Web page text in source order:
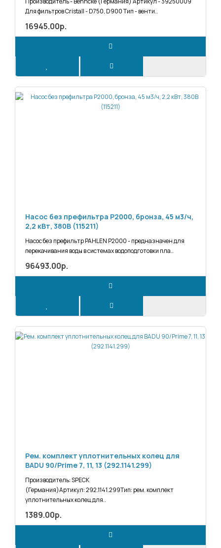
Для фильтров Cristall - D750, D900 Тип - венти..
16945.00р.
Насос без префильтра P2000, бронза, 45 м3/ч,
2,2 кВт, 380В (115211)
Насос без префильтр PAHLEN P2000 - предназначен для
перекачивания воды в системах водоподготовки пла..
96493.00р.
Рем. комплект уплотнительных колец для
BADU 90/Prime 7, 11, 13 (292.1141.299)
Производитель: SPECK
(Германия)Артикул: 292.1141.299Тип: рем. комплект
уплотнительных колец для..
1389.00р.